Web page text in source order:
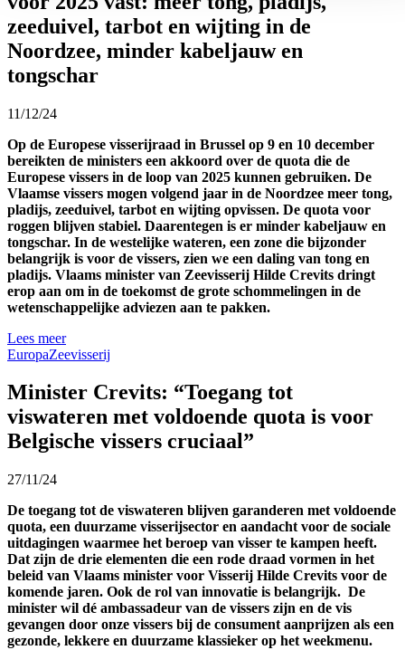
zeeduivel, tarbot en wijting in de
Noordzee, minder kabeljauw en
tongschar
11/12/24
Op de Europese visserijraad in Brussel op 9 en 10 december
bereikten de ministers een akkoord over de quota die de
Europese vissers in de loop van 2025 kunnen gebruiken. De
Vlaamse vissers mogen volgend jaar in de Noordzee meer tong,
pladijs, zeeduivel, tarbot en wijting opvissen. De quota voor
roggen blijven stabiel. Daarentegen is er minder kabeljauw en
tongschar. In de westelijke wateren, een zone die bijzonder
belangrijk is voor de vissers, zien we een daling van tong en
pladijs. Vlaams minister van Zeevisserij Hilde Crevits dringt
erop aan om in de toekomst de grote schommelingen in de
wetenschappelijke adviezen aan te pakken.
Lees meer
EuropaZeevisserij
Minister Crevits: “Toegang tot
viswateren met voldoende quota is voor
Belgische vissers cruciaal”
27/11/24
De toegang tot de viswateren blijven garanderen met voldoende
quota, een duurzame visserijsector en aandacht voor de sociale
uitdagingen waarmee het beroep van visser te kampen heeft.
Dat zijn de drie elementen die een rode draad vormen in het
beleid van Vlaams minister voor Visserij Hilde Crevits voor de
komende jaren. Ook de rol van innovatie is belangrijk. De
minister wil dé ambassadeur van de vissers zijn en de vis
gevangen door onze vissers bij de consument aanprijzen als een
gezonde, lekkere en duurzame klassieker op het weekmenu.